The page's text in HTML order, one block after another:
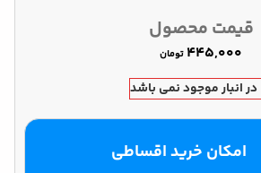
قیمت محصول
تومان
در انبار موجود نمی باشد
امکان خرید اقساطی